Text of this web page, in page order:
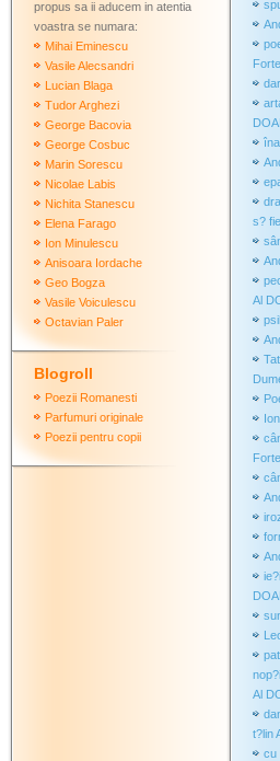
propus sa ii aducem in atentia
voastra se numara:
Mihai Eminescu
Vasile Alecsandri
Lucian Blaga
Tudor Arghezi
George Bacovia
George Cosbuc
Marin Sorescu
Nicolae Labis
Nichita Stanescu
Elena Farago
Ion Minulescu
Anisoara Iordache
Geo Bogza
Vasile Voiculescu
Octavian Paler
Blogroll
Poezii Romanesti
Parfumuri originale
Poezii pentru copii
Forte
s? fie
Al
Forte
Al
t?lin
cu